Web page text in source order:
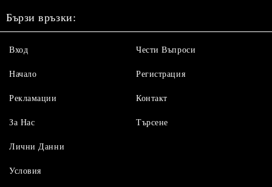
Бързи връзки:
Вход
Начало
Рекламации
За Нас
Чести Въпроси
Регистрация
Контакт
Търсене
Лични Данни
Условия